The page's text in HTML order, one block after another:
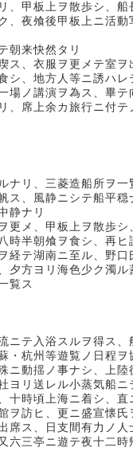
、甲板上ヲ散歩シ、
、夜飧後甲板上ニ活
来快然タリ
ス、衣服ヲ更メテ室
シ、地方人等ニ誘ハ
場ノ講演ヲ為ス、畢
、席上余カ旅行ニ付
ナリ、三菱造船所ヲ
ス、風静ニシテ船平
静ナリ
更メ、甲板上ヲ散歩
時半朝飧ヲ食シ、再
経テ湖南ニ至ル、野
夕方ヨリ海色少ク濁
覧ス
ニテ入浴スルヲ得ス
・杭州等遊覧ノ日程ヲ
ニ動揺ノ事ナシ、上
ヨリ送レル小蒸気船
十時頃上海ニ着シ、
ヲ訪ヒ、更ニ盛宣懐
席ス、日支間有力ノ
六三亭ニ遊テ夜十二時